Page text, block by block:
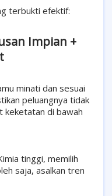
terbukti efektif:
Impian +
minati dan sesuai
peluangnya tidak
di bawah
tinggi, memilih
saja, asalkan tren